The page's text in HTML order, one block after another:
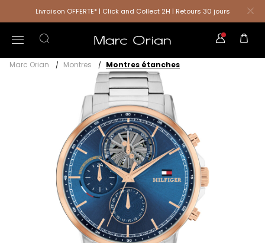
Livraison OFFERTE* | Click and Collect 2H | Retours 30 jours
Marc Orian Montres Montres étanches